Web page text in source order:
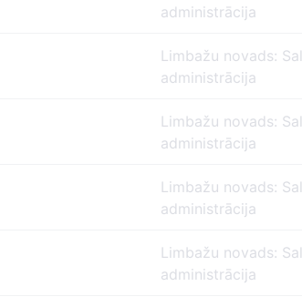
administrācija
Limbažu novads:
administrācija
Limbažu novads:
administrācija
Limbažu novads:
administrācija
Limbažu novads:
administrācija